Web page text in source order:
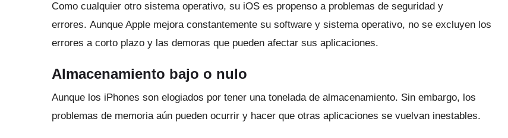
Como cualquier otro sistema operativo, su iOS es propenso a problemas de seguridad y
errores. Aunque Apple mejora constantemente su software y sistema operativo, no se excluyen los
errores a corto plazo y las demoras que pueden afectar sus aplicaciones.
Almacenamiento bajo o nulo
Aunque los iPhones son elogiados por tener una tonelada de almacenamiento. Sin embargo, los
problemas de memoria aún pueden ocurrir y hacer que otras aplicaciones se vuelvan inestables.